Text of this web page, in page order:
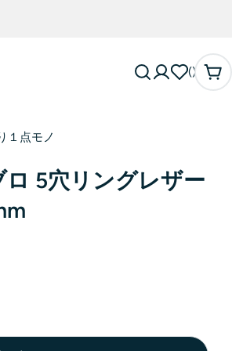
カ
１点モノ
5穴リングレザー